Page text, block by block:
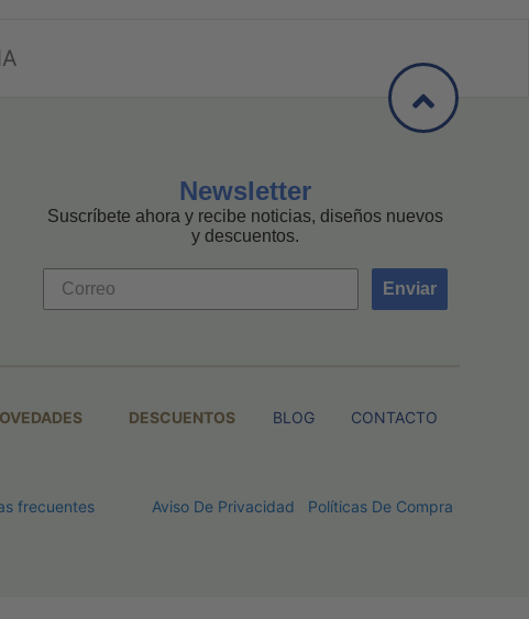
Newsletter
Suscríbete ahora y recibe noticias, diseños nuevos
y descuentos.
Enviar
DESCUENTOS BLOG CONTACTO
frecuentes Aviso De Privacidad Políticas De Compra